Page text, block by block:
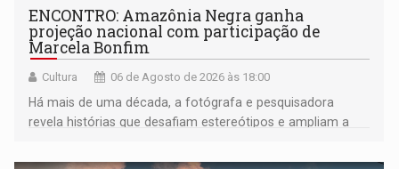
ENCONTRO: Amazônia Negra ganha
projeção nacional com participação de
Marcela Bonfim
Cultura 06 de Agosto de 2026 às 18:00
Há mais de uma década, a fotógrafa e pesquisadora
revela histórias que desafiam estereótipos e ampliam a
negras